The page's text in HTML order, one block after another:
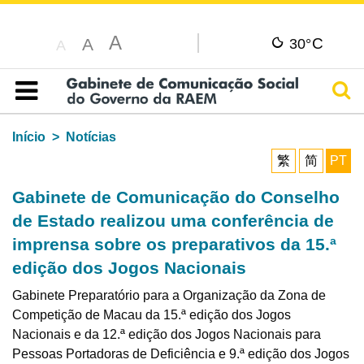
A A A 30°C
Índice
Início
Notícias
繁
简 PT
Gabinete de Comunicação do Conselho
de Estado realizou uma conferência de
imprensa sobre os preparativos da 15.ª
edição dos Jogos Nacionais
Gabinete Preparatório para a Organização da Zona de
Competição de Macau da 15.ª edição dos Jogos
Nacionais e da 12.ª edição dos Jogos Nacionais para
Pessoas Portadoras de Deficiência e 9.ª edição dos Jogos